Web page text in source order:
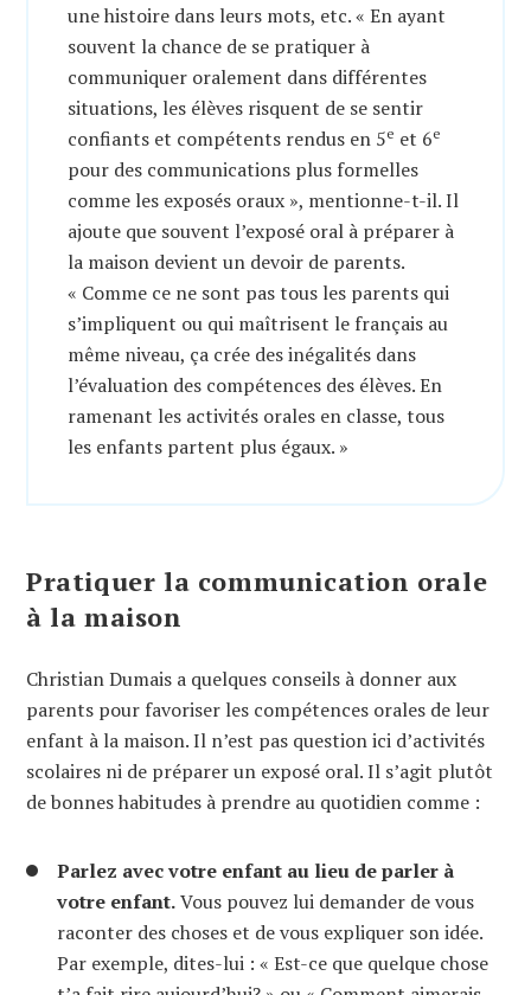
une histoire dans leurs mots, etc. « En ayant
souvent la chance de se pratiquer à
communiquer oralement dans différentes
situations, les élèves risquent de se sentir
confiants et compétents rendus en 5e et 6e
pour des communications plus formelles
comme les exposés oraux », mentionne-t-il. Il
ajoute que souvent l’exposé oral à préparer à
la maison devient un devoir de parents.
« Comme ce ne sont pas tous les parents qui
s’impliquent ou qui maîtrisent le français au
même niveau, ça crée des inégalités dans
l’évaluation des compétences des élèves. En
ramenant les activités orales en classe, tous
les enfants partent plus égaux. »
Pratiquer la communication orale
à la maison
Christian Dumais a quelques conseils à donner aux
parents pour favoriser les compétences orales de leur
enfant à la maison. Il n’est pas question ici d’activités
scolaires ni de préparer un exposé oral. Il s’agit plutôt
de bonnes habitudes à prendre au quotidien comme :
Parlez avec votre enfant au lieu de parler à
votre enfant.Vous pouvez lui demander de vous
raconter des choses et de vous expliquer son idée.
Par exemple, dites-lui : « Est-ce que quelque chose